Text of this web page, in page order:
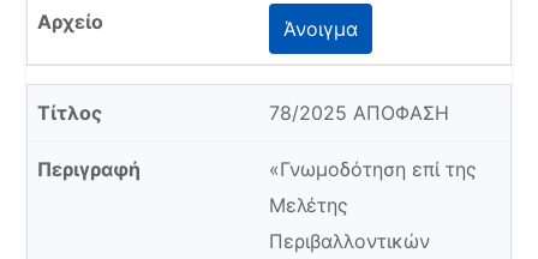
Άνοιγμα
78/2025 ΑΠΟΦΑΣΗ
«Γνωμοδότηση επί της
Μελέτης
Περιβαλλοντικών